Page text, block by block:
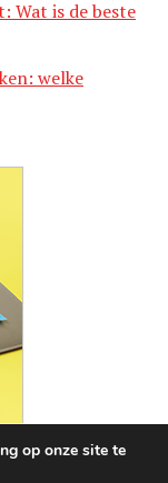
Wat is de beste
welke
op onze site te